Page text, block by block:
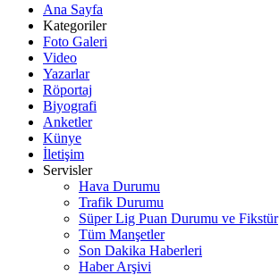
Ana Sayfa
Kategoriler
Foto Galeri
Video
Yazarlar
Röportaj
Biyografi
Anketler
Künye
İletişim
Servisler
Hava Durumu
Trafik Durumu
Süper Lig Puan Durumu ve Fikstür
Tüm Manşetler
Son Dakika Haberleri
Haber Arşivi